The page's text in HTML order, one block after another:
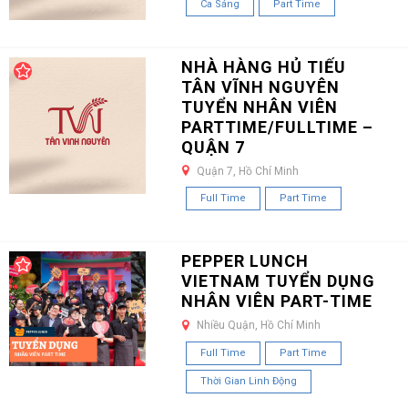
Ca Sáng Part Time
NHÀ HÀNG HỦ TIẾU
TÂN VĨNH NGUYÊN
TUYỂN NHÂN VIÊN
PARTTIME/FULLTIME –
QUẬN 7
Quận 7, Hồ Chí Minh
Full Time Part Time
PEPPER LUNCH
VIETNAM TUYỂN DỤNG
NHÂN VIÊN PART-TIME
Nhiều Quận, Hồ Chí Minh
Full Time Part Time
Thời Gian Linh Động